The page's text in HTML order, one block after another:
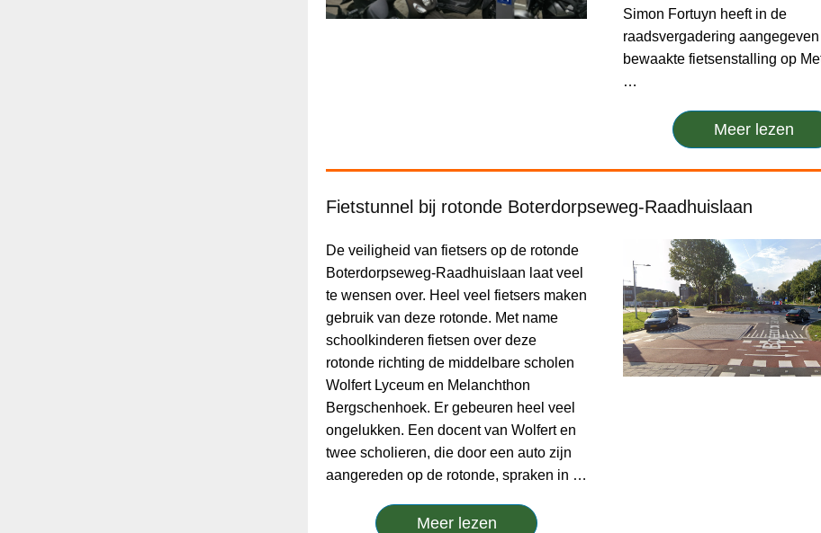
Simon Fortuyn heeft in de
raadsvergadering
bewaakte fietsenstalling op
…
Meer lezen
Fietstunnel bij rotonde Boterdorpseweg-Raadhuislaan
De veiligheid van fietsers op de rotonde
Boterdorpseweg-Raadhuislaan laat veel
te wensen over. Heel veel fietsers maken
gebruik van deze rotonde. Met name
schoolkinderen fietsen over deze
rotonde richting de middelbare scholen
Wolfert Lyceum en Melanchthon
Bergschenhoek. Er gebeuren heel veel
ongelukken. Een docent van Wolfert en
twee scholieren, die door een auto zijn
aangereden op de rotonde, spraken in …
Meer lezen